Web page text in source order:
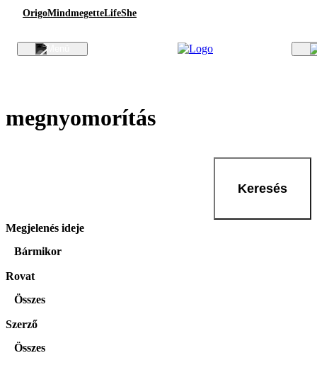
OrigoMindmegetteLifeShe
megnyomorítás
Keresés
Megjelenés ideje
Bármikor
Rovat
Összes
Szerző
Összes